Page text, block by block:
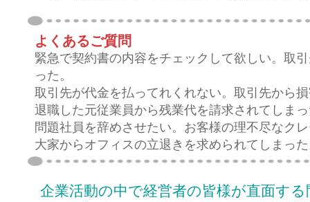
よくあるご質問
緊急で契約書の内容をチェックして欲しい。取
った。
取引先が代金を払ってれくれない。取引先から
退職した元従業員から残業代を請求されてしま
問題社員を辞めさせたい。お客様の理不尽なク
大家からオフィスの立退きを求められてしまっ
企業活動の中で経営者の皆様が直面す